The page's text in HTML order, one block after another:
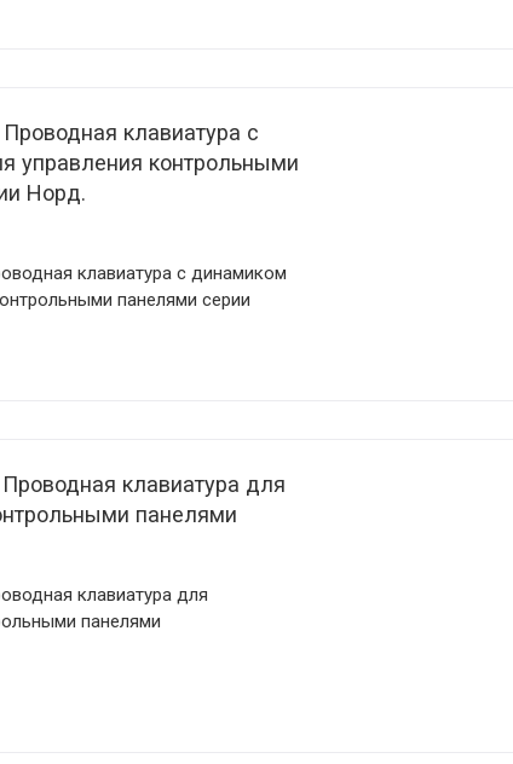
клавиатура c
управления контрольными
Норд.
клавиатура c динамиком
панелями серии
клавиатура для
панелями
клавиатура для
панелями